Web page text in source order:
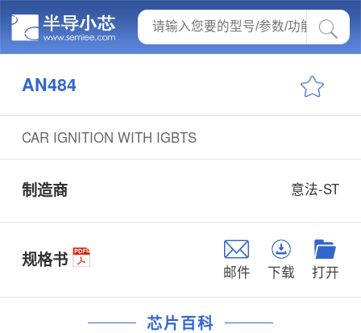
AN484
CAR IGNITION WITH IGBTS
制造商 意法-ST
规格书
邮件 下载 打开
芯片百科